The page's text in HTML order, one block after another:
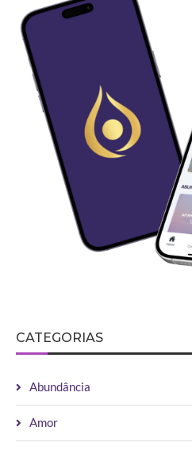
CATEGORIAS
Abundância
Amor